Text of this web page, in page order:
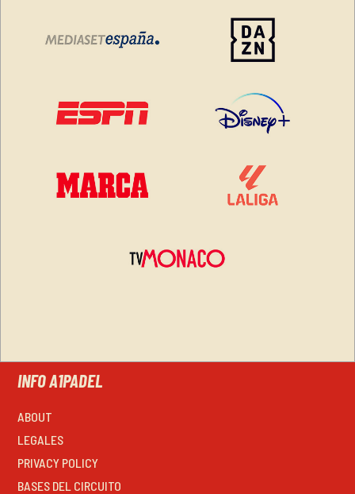
INFO A1PADEL
ABOUT
LEGALES
PRIVACY POLICY
BASES DEL CIRCUITO